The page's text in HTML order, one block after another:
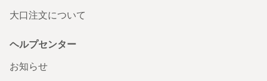
大口注文について
ヘルプセンター
お知らせ